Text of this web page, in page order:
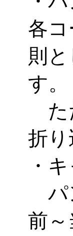
各
則
す。
た
折
・
パ
前～